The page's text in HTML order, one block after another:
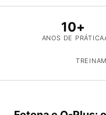
10+
ANOS DE PRÁTICA